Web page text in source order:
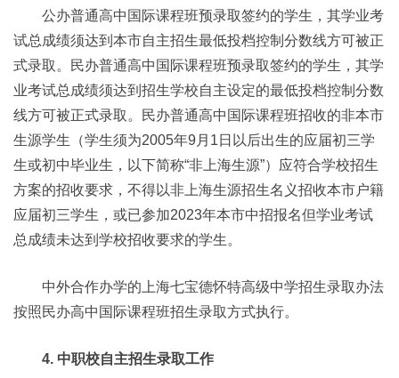
公办普通高中国际课程班预录取签约的学生，其学业考
试总成绩须达到本市自主招生最低投档控制分数线方可被正
式录取。民办普通高中国际课程班预录取签约的学生，其学
业考试总成绩须达到招生学校自主设定的最低投档控制分数
线方可被正式录取。民办普通高中国际课程班招收的非本市
生源学生（学生须为2005年9月1日以后出生的应届初三学
生或初中毕业生，以下简称“非上海生源”）应符合学校招生
方案的招收要求，不得以非上海生源招生名义招收本市户籍
应届初三学生，或已参加2023年本市中招报名但学业考试
总成绩未达到学校招收要求的学生。
中外合作办学的上海七宝德怀特高级中学招生录取办法
按照民办高中国际课程班招生录取方式执行。
4. 中职校自主招生录取工作